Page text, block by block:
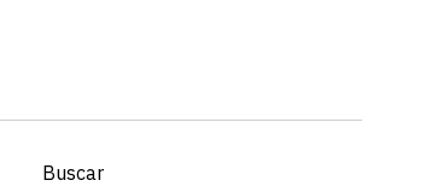
Buscar